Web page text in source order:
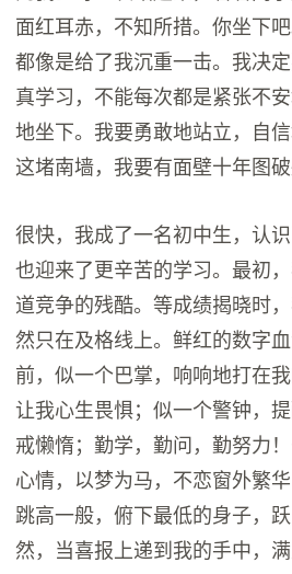
面红耳赤，不知所措。你坐下
都像是给了我沉重一击。我决
真学习，不能每次都是紧张不
地坐下。我要勇敢地站立，自
这堵南墙，我要有面壁十年图破
很快，我成了一名初中生，认
也迎来了更辛苦的学习。最初
道竞争的残酷。等成绩揭晓时
然只在及格线上。鲜红的数字
前，似一个巴掌，响响地打在
让我心生畏惧；似一个警钟，
戒懒惰；勤学，勤问，勤努力
心情，以梦为马，不恋窗外繁
跳高一般，俯下最低的身子，
然，当喜报上递到我的手中，